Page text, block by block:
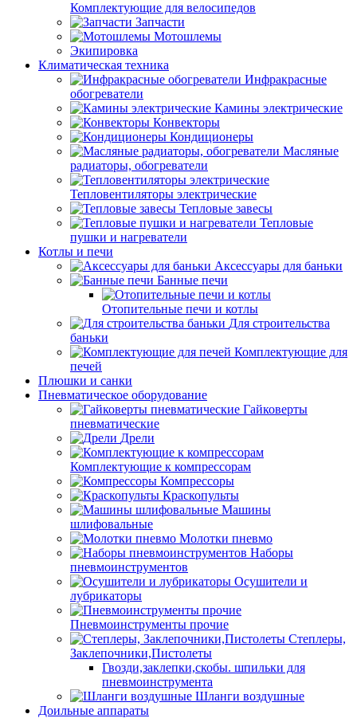
Комплектующие для велосипедов
Запчасти
Мотошлемы
Экипировка
Климатическая техника
Инфракрасные
обогреватели
Камины электрические
Конвекторы
Кондиционеры
Масляные
радиаторы, обогреватели
Тепловентиляторы электрические
Тепловые завесы
Тепловые
пушки и нагреватели
Котлы и печи
Аксессуары для баньки
Банные печи
Отопительные печи и котлы
Для строительства
баньки
Комплектующие для
печей
Плюшки и санки
Пневматическое оборудование
Гайковерты
пневматические
Дрели
Комплектующие к компрессорам
Компрессоры
Краскопульты
Машины
шлифовальные
Молотки пневмо
Наборы
пневмоинструментов
Осушители и
лубрикаторы
Пневмоинструменты прочие
Степлеры,
Заклепочники,Пистолеты
Гвозди,заклепки,скобы. шпильки для
пневмоинструмента
Шланги воздушные
Доильные аппараты